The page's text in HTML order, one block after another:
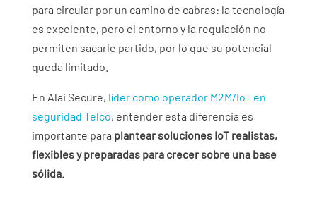
para circular por un camino de cabras: la tecnología
es excelente, pero el entorno y la regulación no
permiten sacarle partido, por lo que su potencial
queda limitado.
En Alai Secure, líder como operador M2M/IoT en
seguridad Telco, entender esta diferencia es
importante para plantear soluciones IoT realistas,
flexibles y preparadas para crecer sobre una base
sólida.